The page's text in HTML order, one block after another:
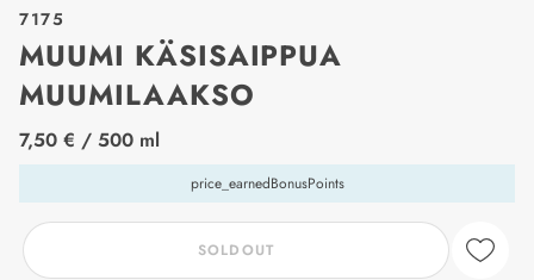
7175
MUUMI KÄSISAIPPUA
MUUMILAAKSO
price_label
7,50 € / 500 ml
price_earnedBonusPoints
SOLDOUT